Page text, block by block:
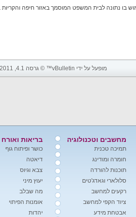
מופעל על ידי vBulletin™ © גרסה 4.1, 2011 vBulletin Solutions, Inc. כל הזכויות שמורות.
מחשבים וטכנולוגיה
תמיכה טכנית
חומרה ומודינג
תוכנות להורדה
סלולארי וגאדג'טים
רקעים למחשב
ציוד הקפי למחשב
אבטחת מידע
בריאות ואורח
כושר ופיתוח גוף
דיאטה
צבא וגיוס
יעוץ מיני
מה שבלב
אומנות הפיתוי
יהדות